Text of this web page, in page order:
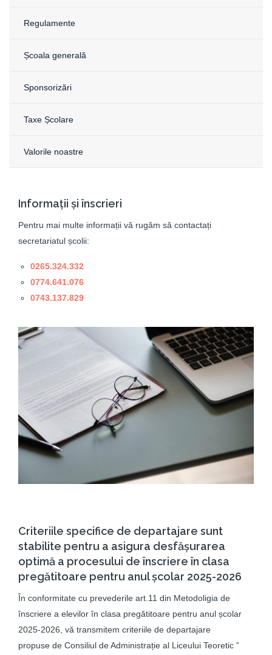
Regulamente
Școala generală
Sponsorizări
Taxe Școlare
Valorile noastre
Informații și înscrieri
Pentru mai multe informații vă rugăm să contactați
secretariatul școlii:
0265.324.332
0774.641.076
0743.137.829
Criteriile specifice de departajare sunt
stabilite pentru a asigura desfășurarea
optimă a procesului de înscriere în clasa
pregătitoare pentru anul școlar 2025-2026
În conformitate cu prevederile art.11 din Metodoligia de
înscriere a elevilor în clasa pregătitoare pentru anul școlar
2025-2026, vă transmitem criteriile de departajare
propuse de Consiliul de Administrație al Liceului Teoretic ”